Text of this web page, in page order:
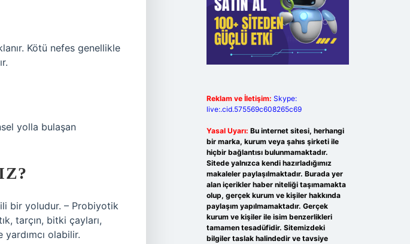
Kötü nefes genellikle
yolla bulaşan
bir yoludur. – Probiyotik
tarçın, bitki çayları,
olabilir.
Reklam ve İletişim: Skype:
live:.cid.575569c608265c69
Yasal Uyarı: Bu internet sitesi, herhangi
bir marka, kurum veya şahıs şirketi ile
hiçbir bağlantısı bulunmamaktadır.
Sitede yalnızca kendi hazırladığımız
makaleler paylaşılmaktadır. Burada yer
alan içerikler haber niteliği taşımamakta
olup, gerçek kurum ve kişiler hakkında
paylaşım yapılmamaktadır. Gerçek
kurum ve kişiler ile isim benzerlikleri
tamamen tesadüfidir. Sitemizdeki
bilgiler taslak halindedir ve tavsiye